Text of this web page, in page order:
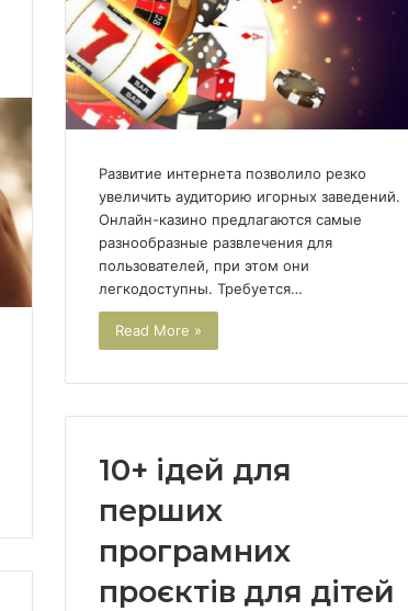
Развитие интернета позволило резко
увеличить аудиторию игорных заведений.
Онлайн-казино предлагаются самые
разнообразные развлечения для
пользователей, при этом они
легкодоступны. Требуется…
Read More »
10+ ідей для
перших
програмних
проєктів для дітей